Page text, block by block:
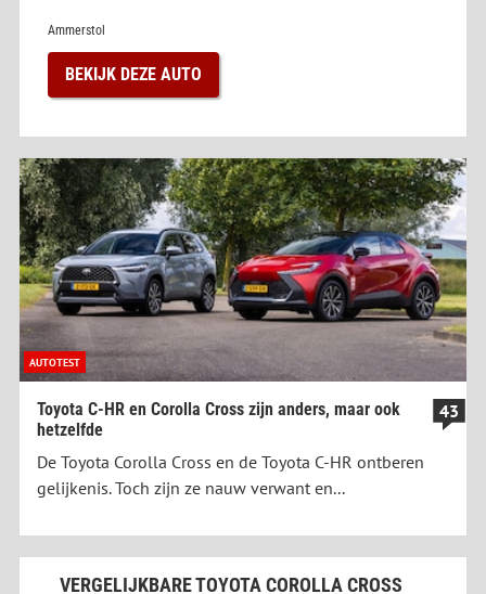
Ammerstol
BEKIJK DEZE AUTO
AUTOTEST
Toyota C-HR en Corolla Cross zijn anders, maar ook
hetzelfde
43
De Toyota Corolla Cross en de Toyota C-HR ontberen
gelijkenis. Toch zijn ze nauw verwant en...
VERGELIJKBARE TOYOTA COROLLA CROSS